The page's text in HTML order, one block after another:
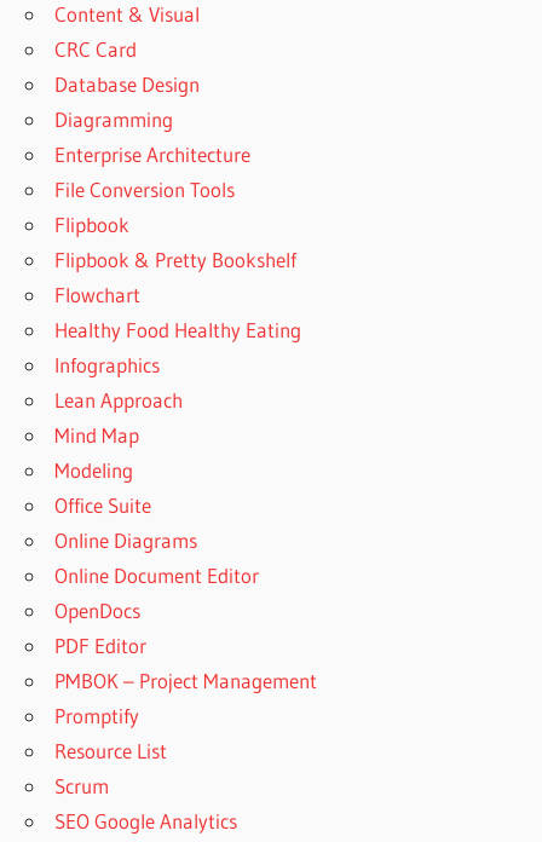
Content & Visual
CRC Card
Database Design
Diagramming
Enterprise Architecture
File Conversion Tools
Flipbook
Flipbook & Pretty Bookshelf
Flowchart
Healthy Food Healthy Eating
Infographics
Lean Approach
Mind Map
Modeling
Office Suite
Online Diagrams
Online Document Editor
OpenDocs
PDF Editor
PMBOK – Project Management
Promptify
Resource List
Scrum
SEO Google Analytics